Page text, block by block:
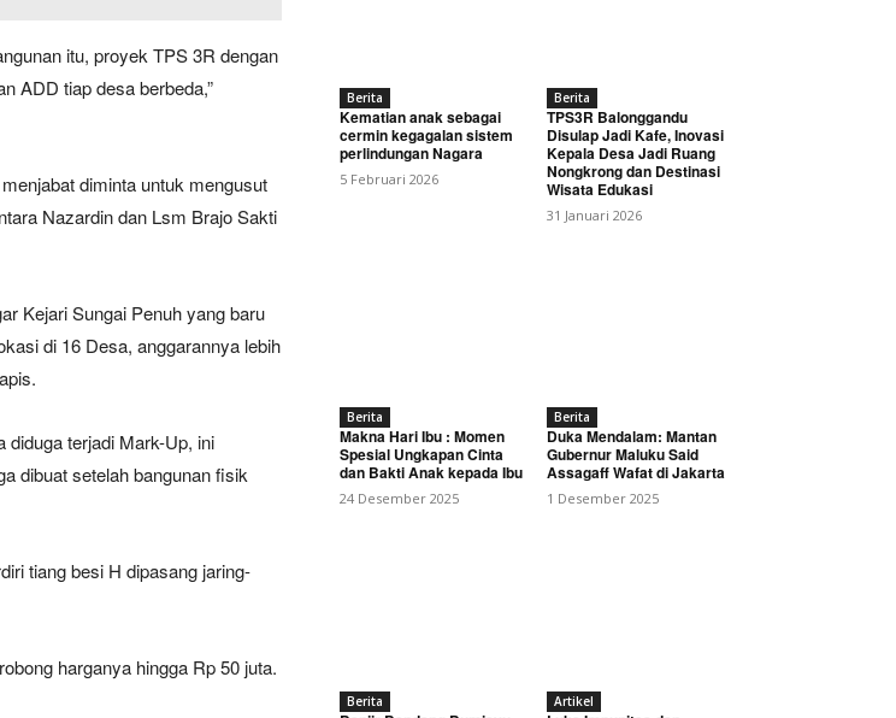
itu, proyek TPS 3R dengan
ADD tiap desa berbeda,”
diminta untuk mengusut
Nazardin dan Lsm Brajo Sakti
Kejari Sungai Penuh yang baru
di 16 Desa, anggarannya lebih
diduga terjadi Mark-Up, ini
dibuat setelah bangunan fisik
tiang besi H dipasang jaring-
harganya hingga Rp 50 juta.
Berita
Kematian anak sebagai
cermin kegagalan sistem
perlindungan Nagara
5 Februari 2026
Berita
TPS3R Balonggandu
Disulap Jadi Kafe, Inovasi
Kepala Desa Jadi Ruang
Nongkrong dan Destinasi
Wisata Edukasi
31 Januari 2026
Berita
Makna Hari Ibu : Momen
Spesial Ungkapan Cinta
dan Bakti Anak kepada Ibu
24 Desember 2025
Berita
Duka Mendalam: Mantan
Gubernur Maluku Said
Assagaff Wafat di Jakarta
1 Desember 2025
Berita Artikel